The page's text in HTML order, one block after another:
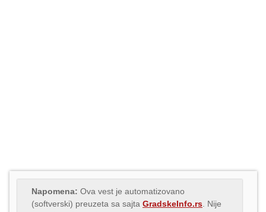
Napomena: Ova vest je automatizovano
(softverski) preuzeta sa sajta GradskeInfo.rs . Nije